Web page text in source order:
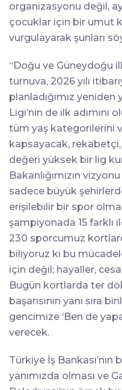
organizasyonu değil,
çocuklar için bir umut
vurgulayarak şunları
“Doğu ve Güneydoğu
turnuva, 2026 yılı
planladığımız yeniden
Ligi’nin de ilk
tüm yaş kategorilerini
kapsayacak,
değeri yüksek bir lig
Bakanlığımızın
sadece büyük
erişilebilir bir spor
şampiyonada 15 farklı
230 sporcumuz
biliyoruz ki bu
için değil; hayaller,
Bugün kortlarda ter
başarısının yanı sıra
gencimize ‘Ben de
verecek.
Türkiye İş
yanımızda olması ve